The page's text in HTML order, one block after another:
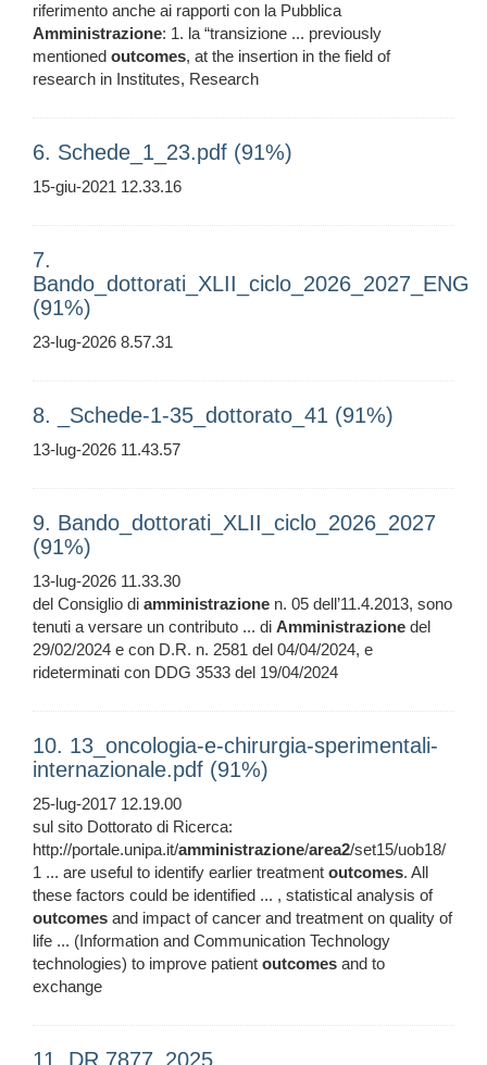
riferimento anche ai rapporti con la Pubblica
Amministrazione: 1. la “transizione ... previously
mentioned outcomes, at the insertion in the field of
research in Institutes, Research
6. Schede_1_23.pdf (91%)
15-giu-2021 12.33.16
7.
Bando_dottorati_XLII_ciclo_2026_2027_ENG
(91%)
23-lug-2026 8.57.31
8. _Schede-1-35_dottorato_41 (91%)
13-lug-2026 11.43.57
9. Bando_dottorati_XLII_ciclo_2026_2027
(91%)
13-lug-2026 11.33.30
del Consiglio di amministrazione n. 05 dell’11.4.2013, sono
tenuti a versare un contributo ... di Amministrazione del
29/02/2024 e con D.R. n. 2581 del 04/04/2024, e
rideterminati con DDG 3533 del 19/04/2024
10. 13_oncologia-e-chirurgia-sperimentali-
internazionale.pdf (91%)
25-lug-2017 12.19.00
sul sito Dottorato di Ricerca:
http://portale.unipa.it/amministrazione/area2/set15/uob18/
1 ... are useful to identify earlier treatment outcomes. All
these factors could be identified ... , statistical analysis of
outcomes and impact of cancer and treatment on quality of
life ... (Information and Communication Technology
technologies) to improve patient outcomes and to
exchange
11. DR 7877_2025